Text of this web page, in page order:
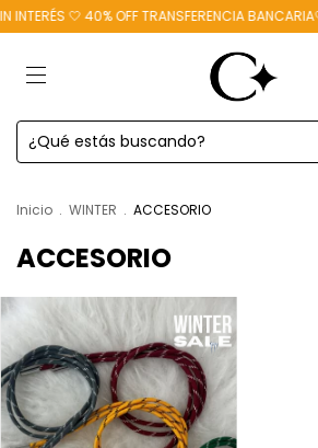
🤍 40% OFF TRANSFERENCIA BANCARIA🤍
Inicio . WINTER . ACCESORIO
ACCESORIO